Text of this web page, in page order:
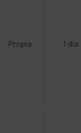
Propia 1 dia